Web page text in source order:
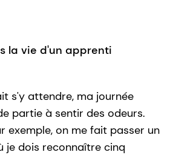
la vie d'un apprenti
s'y attendre, ma journée
partie à sentir des odeurs.
exemple, on me fait passer un
je dois reconnaître cinq